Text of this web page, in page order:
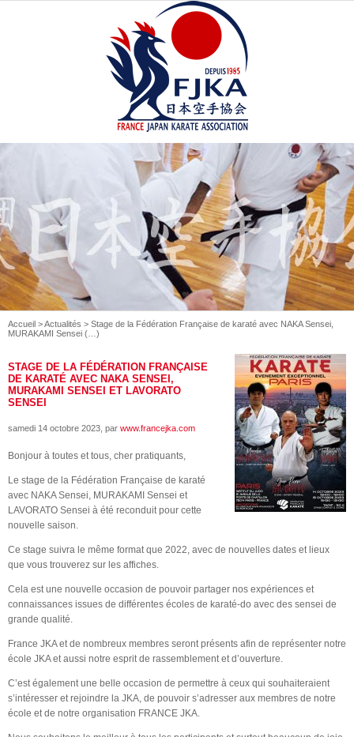
Accueil >Actualités > Stage de la Fédération Française de karaté avec NAKA Sensei,
MURAKAMI Sensei (…)
STAGE DE LA FÉDÉRATION FRANÇAISE
DE KARATÉ AVEC NAKA SENSEI,
MURAKAMI SENSEI ET LAVORATO
SENSEI
samedi 14 octobre 2023 , par www.francejka.com
Bonjour à toutes et tous, cher pratiquants,
Le stage de la Fédération Française de karaté
avec NAKA Sensei, MURAKAMI Sensei et
LAVORATO Sensei à été reconduit pour cette
nouvelle saison.
Ce stage suivra le même format que 2022, avec de nouvelles dates et lieux
que vous trouverez sur les affiches.
Cela est une nouvelle occasion de pouvoir partager nos expériences et
connaissances issues de différentes écoles de karaté-do avec des sensei de
grande qualité.
France JKA et de nombreux membres seront présents afin de représenter notre
école JKA et aussi notre esprit de rassemblement et d’ouverture.
C’est également une belle occasion de permettre à ceux qui souhaiteraient
s’intéresser et rejoindre la JKA, de pouvoir s’adresser aux membres de notre
école et de notre organisation FRANCE JKA.